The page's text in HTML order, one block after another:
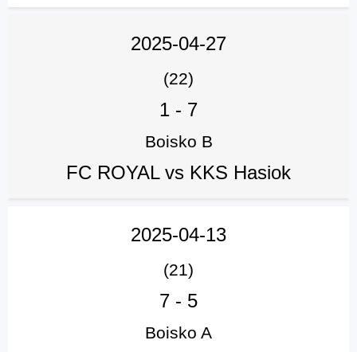
2025-04-27
(22)
1 - 7
Boisko B
FC ROYAL vs KKS Hasiok
2025-04-13
(21)
7 - 5
Boisko A